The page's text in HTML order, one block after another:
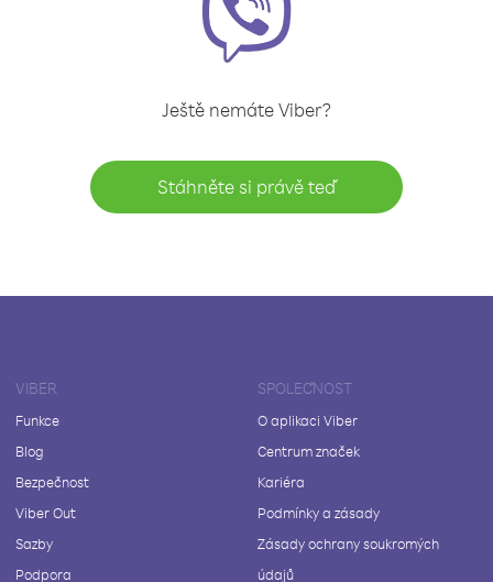
Ještě nemáte Viber?
Stáhněte si právě teď
VIBER
Funkce
Blog
Bezpečnost
Viber Out
Sazby
Podpora
SPOLEČNOST
O aplikaci Viber
Centrum značek
Kariéra
Podmínky a zásady
Zásady ochrany soukromých
údajů